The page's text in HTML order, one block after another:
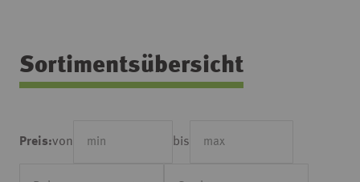
Sortimentsübersicht
Preis:von bis